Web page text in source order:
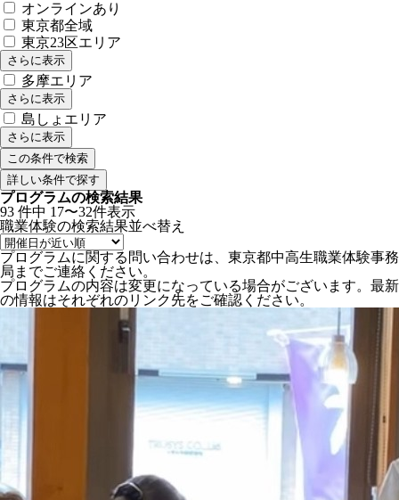
オンラインあり
東京都全域
東京23区エリア
さらに表示
多摩エリア
さらに表示
島しょエリア
さらに表示
詳しい条件で探す
プログラムの検索結果
93 件中 17〜32件表示
職業体験の検索結果並べ替え
プログラムに関する問い合わせは、東京都中高生職業体験事務
局までご連絡ください。
プログラムの内容は変更になっている場合がございます。最新
の情報はそれぞれのリンク先をご確認ください。